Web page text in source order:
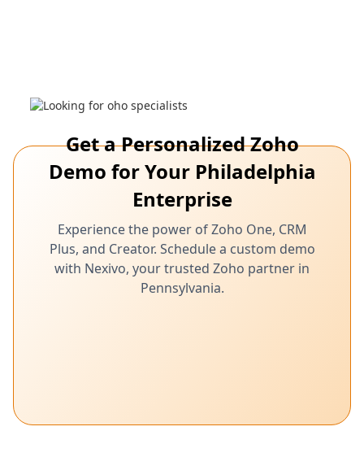
Get a Personalized Zoho
Demo for Your Philadelphia
Enterprise
Experience the power of Zoho One, CRM
Plus, and Creator. Schedule a custom demo
with Nexivo, your trusted Zoho partner in
Pennsylvania.